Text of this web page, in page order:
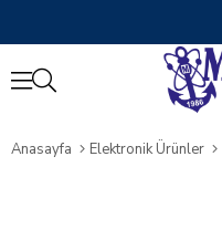
Anasayfa Elektronik Ürünler